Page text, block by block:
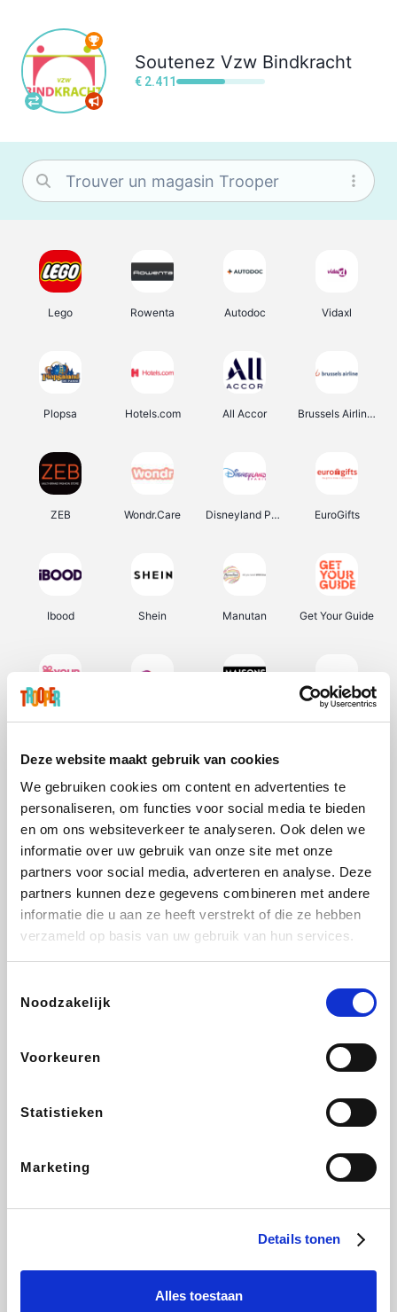
Deze website maakt gebruik van cookies
We gebruiken cookies om content en advertenties te
personaliseren, om functies voor social media te bieden
en om ons websiteverkeer te analyseren. Ook delen we
informatie over uw gebruik van onze site met onze
partners voor social media, adverteren en analyse. Deze
partners kunnen deze gegevens combineren met andere
informatie die u aan ze heeft verstrekt of die ze hebben
verzameld op basis van uw gebruik van hun services.
Noodzakelijk
Voorkeuren
Statistieken
Marketing
Details tonen
Alles toestaan
Soutenez Vzw Bindkracht
€ 2.411
Lego Rowenta Autodoc Vidaxl
Plopsa Hotels.com All Accor Brussels Airlines
ZEB Wondr.Care Disneyland Paris EuroGifts
Ibood Shein Manutan Get Your Guide
Weekendesk Sarenza Schiesser Interhome
Lufthansa
CheapTickets.be DeubaXXL